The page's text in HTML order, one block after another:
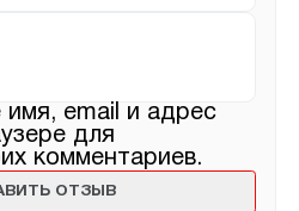
email и адрес
для
комментариев.